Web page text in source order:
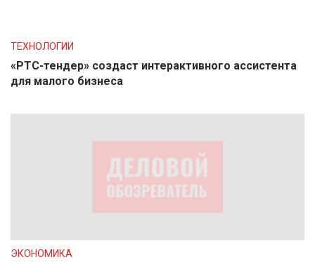
ТЕХНОЛОГИИ
«РТС-тендер» создаст интерактивного ассистента
для малого бизнеса
ЭКОНОМИКА